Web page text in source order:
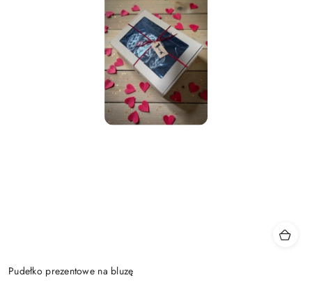
Pudełko prezentowe na bluzę